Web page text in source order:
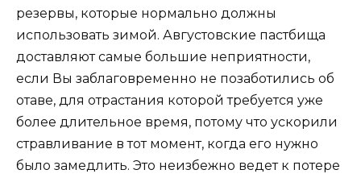
резервы, которые нормально должны
использовать зимой. Августовские пастбища
доставляют самые большие неприятности,
если Вы заблаговременно не позаботились об
отаве, для отрастания которой требуется уже
более длительное время, потому что ускорили
стравливание в тот момент, когда его нужно
было замедлить. Это неизбежно ведет к потере